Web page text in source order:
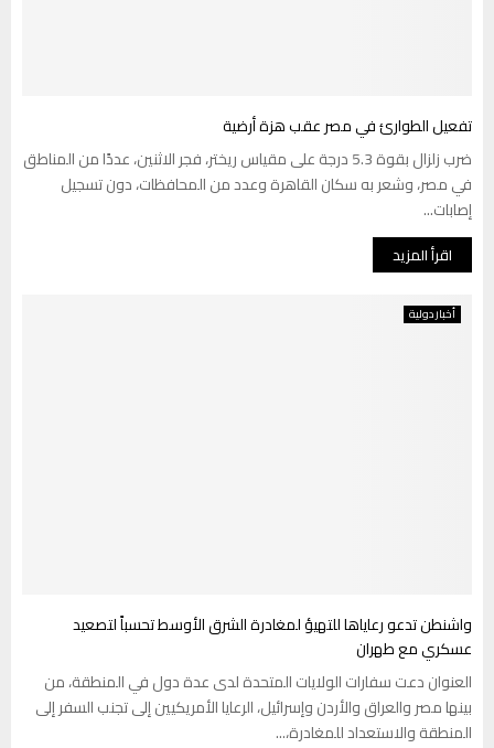
تفعيل الطوارئ في مصر عقب هزة أرضية
ضرب زلزال بقوة 5.3 درجة على مقياس ريختر، فجر الاثنين، عددًا من المناطق
في مصر، وشعر به سكان القاهرة وعدد من المحافظات، دون تسجيل
إصابات...
اقرأ المزيد
أخبار دولية
واشنطن تدعو رعاياها للتهيؤ لمغادرة الشرق الأوسط تحسباً لتصعيد
عسكري مع طهران
العنوان دعت سفارات الولايات المتحدة لدى عدة دول في المنطقة، من
بينها مصر والعراق والأردن وإسرائيل، الرعايا الأمريكيين إلى تجنب السفر إلى
المنطقة والاستعداد للمغادرة،...